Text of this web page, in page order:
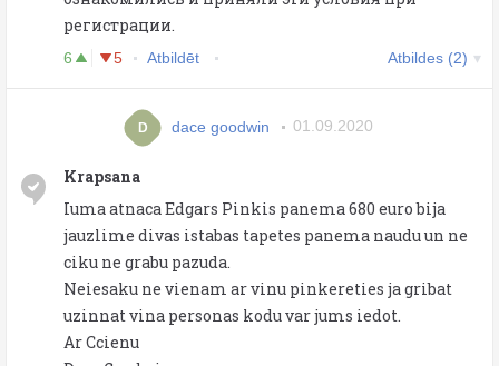
регистрации.
6 5 Atbildēt Atbildes (2)
D dace goodwin 01.09.2020
Krapsana
Iuma atnaca Edgars Pinkis panema 680 euro bija
jauzlime divas istabas tapetes panema naudu un ne
ciku ne grabu pazuda.
Neiesaku ne vienam ar vinu pinkereties ja gribat
uzinnat vina personas kodu var jums iedot.
Ar Ccienu